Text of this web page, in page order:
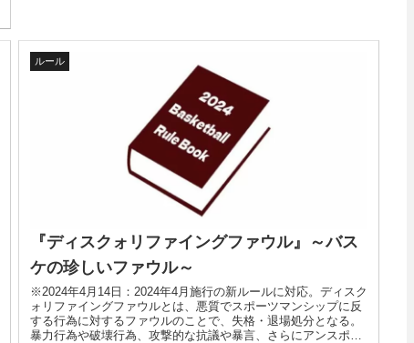
ルール
『ディスクォリファイングファウル』～バス
ケの珍しいファウル～
※2024年4月14日：2024年4月施行の新ルールに対応。ディスク
ォリファイングファウルとは、悪質でスポーツマンシップに反
する行為に対するファウルのことで、失格・退場処分となる。
暴力行為や破壊行為、攻撃的な抗議や暴言、さらにアンスポー